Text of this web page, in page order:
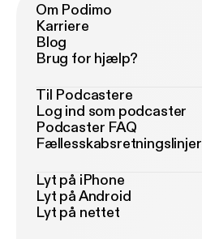
Om Podimo
Karriere
Blog
Brug for hjælp?
Til Podcastere
Log ind som podcaster
Podcaster FAQ
Fællesskabsretningslinjer
Lyt på iPhone
Lyt på Android
Lyt på nettet